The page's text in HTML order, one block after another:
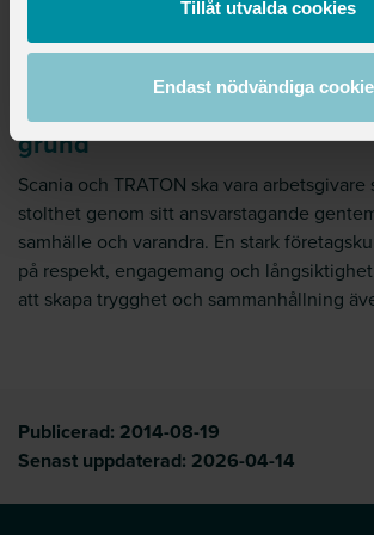
Tillåt utvalda cookies
Endast nödvändiga
gemensamma värderingar ska genomsyra
till tillit, respekt och ett inkluderande
Företagskultur och
grund
Scania och TRATON ska vara
stolthet genom sitt ansvarstagande
samhälle och varandra. En stark
på respekt, engagemang och
att skapa trygghet och sammanhållning
Publicerad: 2014-08-19
Senast uppdaterad: 2026-04-14